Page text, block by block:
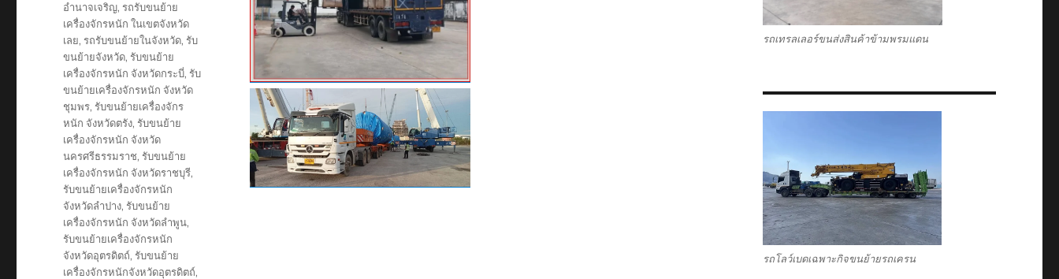
อำนาจเจริญ,รถรับขนย้าย
เครื่องจักรหนัก ในเขตจังหวัด
เลย,รถรับขนย้ายในจังหวัด,รับ
ขนย้ายจังหวัด,รับขนย้าย
เครื่องจักรหนัก จังหวัดกระบี่,รับ
ขนย้ายเครื่องจักรหนัก จังหวัด
ชุมพร,รับขนย้ายเครื่องจักร
หนัก จังหวัดตรัง,รับขนย้าย
เครื่องจักรหนัก จังหวัด
นครศรีธรรมราช,รับขนย้าย
เครื่องจักรหนัก จังหวัดราชบุรี,
รับขนย้ายเครื่องจักรหนัก
จังหวัดลำปาง,รับขนย้าย
เครื่องจักรหนัก จังหวัดลำพูน,
รับขนย้ายเครื่องจักรหนัก
จังหวัดอุตรดิตถ์,รับขนย้าย
เครื่องจักรหนักจังหวัดอุตรดิตถ์,
รถเทรลเลอร์ขนส่งสินค้าข้ามพรมแดน
รถโลว์เบดเฉพาะกิจขนย้ายรถเครน